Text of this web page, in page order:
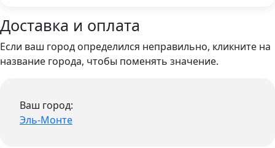
Доставка и оплата
Если ваш город определился неправильно, кликните на
название города, чтобы поменять значение.
Ваш город:
Эль-Монте